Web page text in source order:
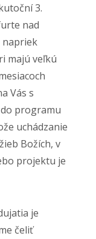
3.
nad
napriek
majú veľkú
Vás s
programu
uchádzanie
Božích, v
projektu je
je
čeliť